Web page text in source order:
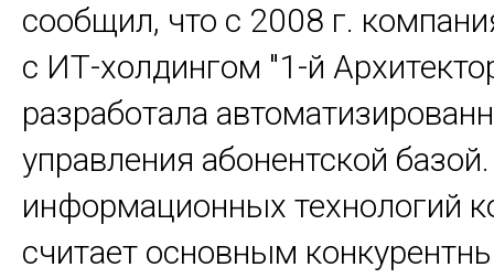
сообщил, что с 2008 г.
с ИТ-холдингом "1-й
разработала
управления абонентской
информационных технологий
считает основным